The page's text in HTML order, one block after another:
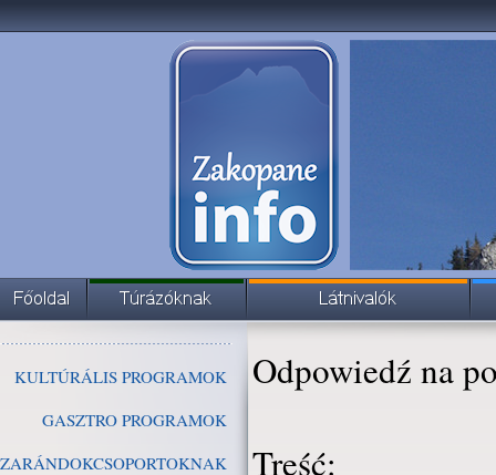
KULTÚRÁLIS PROGRAMOK
GASZTRO PROGRAMOK
ZARÁNDOKCSOPORTOKNAK
Odpowiedź na
Treść: